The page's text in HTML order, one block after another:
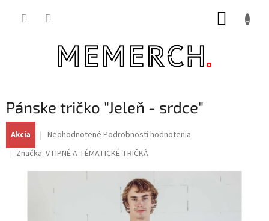
Pánske tričko "Jeleň - srdce"
Akcia
Priemerné
produktu
je
hviezdičiek.
Neohodnotené Podrobnosti hodnotenia
Značka: VTIPNÉ A TÉMATICKÉ TRIČKÁ